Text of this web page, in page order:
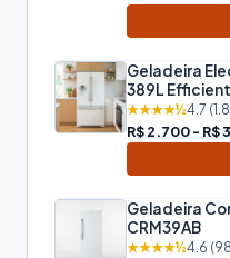
Geladeira
389L Efficient
★★★★½4.7
R$ 2.700 - R$
Geladeira
CRM39AB
★★★★½4.6